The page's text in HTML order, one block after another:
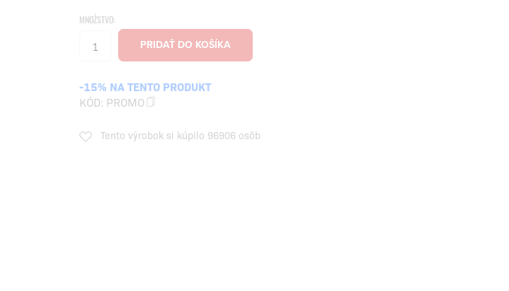
MNOŽSTVO:
-15% NA TENTO PRODUKT
KÓD: PROMO
Tento výrobok si kúpilo 96906 osôb